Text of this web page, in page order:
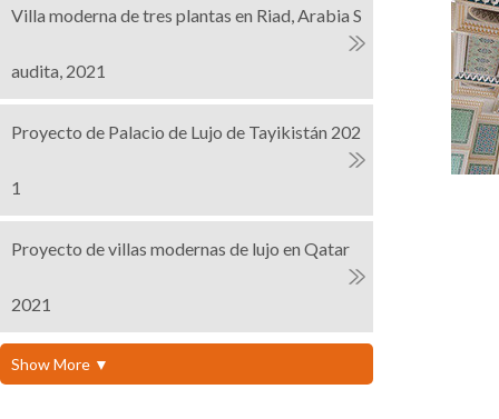
Villa moderna de tres plantas en Riad, Arabia S
audita, 2021
Proyecto de Palacio de Lujo de Tayikistán 202
1
Proyecto de villas modernas de lujo en Qatar
2021
Show More ▼